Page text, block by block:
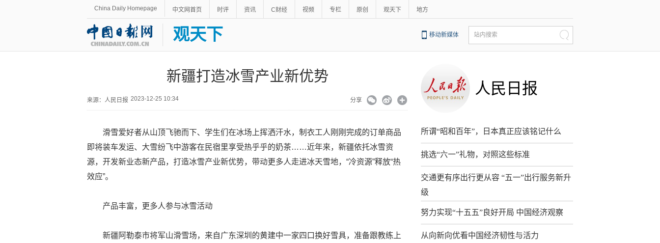
China Daily Homepage 中文网首页 时评 资讯 C财经 视频 专栏 原创 观天下 地方
观天下 移动新媒体 站内搜索
新疆打造冰雪产业新优势
来源：人民日报 2023-12-25 10:34 分享
滑雪爱好者从山顶飞驰而下、学生们在冰场上挥洒汗水，制衣工人刚刚完成的订单商品
即将装车发运、大雪纷飞中游客在民宿里享受热乎乎的奶茶……近年来，新疆依托冰雪资
源，开发新业态新产品，打造冰雪产业新优势，带动更多人走进冰天雪地，“冷资源”释放“热
效应”。
产品丰富，更多人参与冰雪活动
新疆阿勒泰市将军山滑雪场，来自广东深圳的黄建中一家四口换好雪具，准备跟教练上
人民日报
所谓“昭和百年”，日本真正应该铭记什么
挑选“六一”礼物，对照这些标准
交通更有序出行更从容 “五一”出行服务新升
级
努力实现“十五五”良好开局 中国经济观察
从向新向优看中国经济韧性与活力